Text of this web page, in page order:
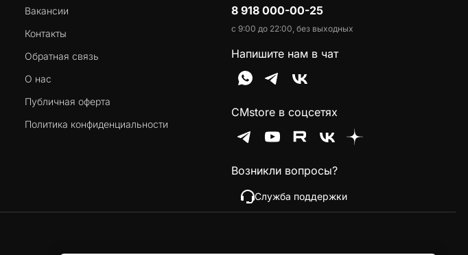
Вакансии
Контакты
Обратная связь
О нас
Публичная оферта
Политика конфиденциальности
8 918 000-00-25
с 9:00 до 22:00, без выходных
Напишите нам в чат
CMstore в соцсетях
Возникли вопросы?
Служба поддержки